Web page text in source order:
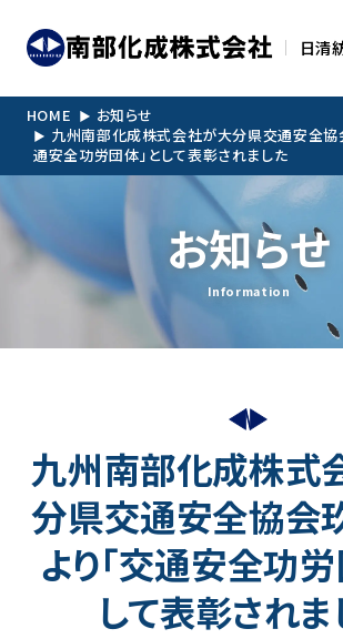
日清
HOME
お知らせ
九州南部化成株式会社が大分県交通安全協
通安全功労団体」として表彰されました
お知らせ
Information
九州南部化成株式
分県交通安全協会
より「交通安全功労
して表彰されま